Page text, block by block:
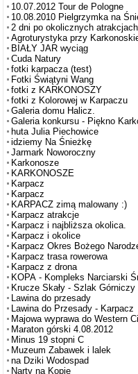
10.07.2012 Tour de Pologne
10.08.2010 Pielgrzymka na
2 dni po okolicznych atrakcjach
Agroturystyka przy
BIAŁY JAR wyciąg
Cuda Natury
fotki karpacza (test)
Fotki Świątyni Wang
fotki z KARKONOSZY
fotki z Kolorowej w Karpaczu
Galeria domu Halicz.
Galeria konkursu - Piękno
huta Julia Piechowice
idziemy Na Śnieżkę
Jarmark Noworoczny
Karkonosze
KARKONOSZE
Karpacz
Karpacz
KARPACZ zimą malowany :)
Karpacz atrakcje
Karpacz i najbliższa okolica.
Karpacz i okolice
Karpacz Okres Bożego
Karpacz trasa rowerowa
Karpacz z drona
KOPA - Kompleks Narciarski
Krucze Skały - Szlak Górniczy
Lawina do przesady
Lawina do Przesady - Karpacz
Majowa wyprawa do Western
Maraton górski 4.08.2012
Minus 19 stopni C
Muzeum Zabawek i lalek
na Dziki Wodospad
Narty na Kopie